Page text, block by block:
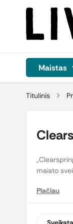
Maistas
Titulinis
maisto
Plačiau